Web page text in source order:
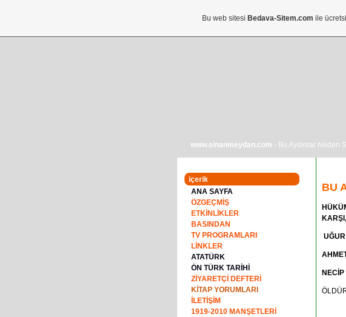
www.sinanmeydan.com - Bu Aydınlar Neden
içerik
ANA SAYFA
ÖZGEÇMİŞ
ETKİNLİKLER
BASINDAN
TV PROGRAMLARI
LİNKLER
ATATÜRK
ÖN TÜRK TARİHİ
ZİYARETÇİ DEFTERİ
KİTAP YORUMLARI
İLETİŞİM
1919-2010 MANŞETLERİ
BU
NECİP
Bu web sitesi Bedava-Sitem.com ile